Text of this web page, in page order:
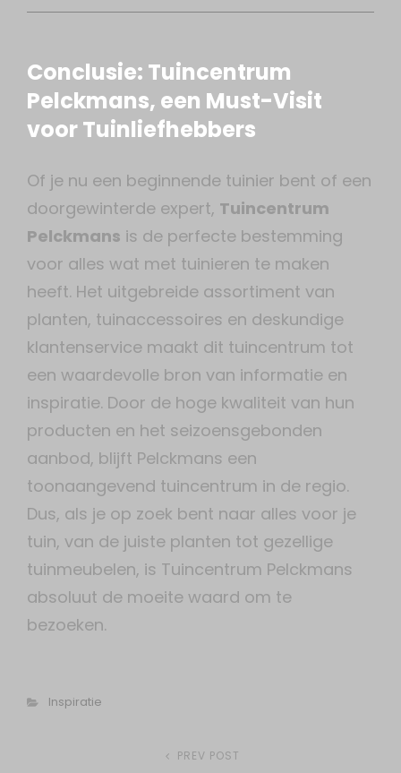
Conclusie: Tuincentrum
Pelckmans, een Must-Visit
voor Tuinliefhebbers
Of je nu een beginnende tuinier bent of een
doorgewinterde expert, Tuincentrum
Pelckmans is de perfecte bestemming
voor alles wat met tuinieren te maken
heeft. Het uitgebreide assortiment van
planten, tuinaccessoires en deskundige
klantenservice maakt dit tuincentrum tot
een waardevolle bron van informatie en
inspiratie. Door de hoge kwaliteit van hun
producten en het seizoensgebonden
aanbod, blijft Pelckmans een
toonaangevend tuincentrum in de regio.
Dus, als je op zoek bent naar alles voor je
tuin, van de juiste planten tot gezellige
tuinmeubelen, is Tuincentrum Pelckmans
absoluut de moeite waard om te
bezoeken.
Categories
Inspiratie
Previous
PREV POST